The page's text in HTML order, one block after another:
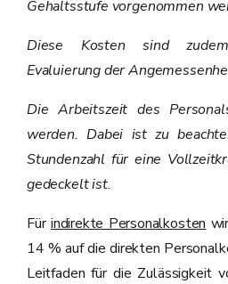
Gehaltsstufe vorgenommen
Diese Kosten sind
Evaluierung der
Die Arbeitszeit des
werden. Dabei ist zu
Stundenzahl für eine
gedeckelt ist.
Fürindirekte Personalkosten
14 % auf die direkten
Leitfaden für die Zulässigkeit